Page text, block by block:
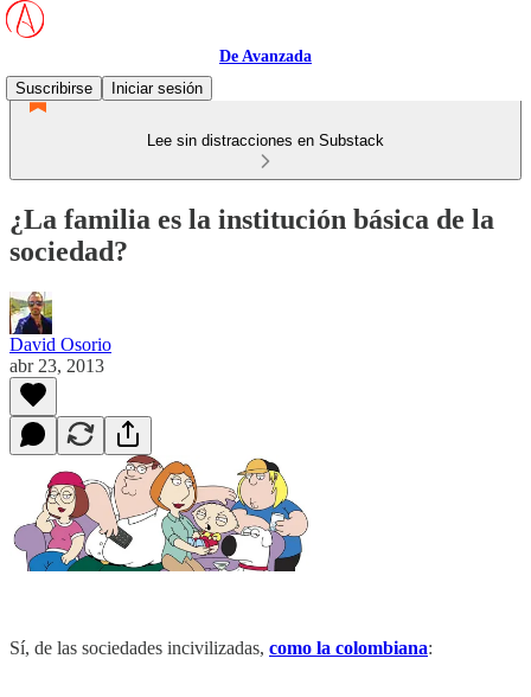
De Avanzada
Suscribirse
Iniciar sesión
Lee sin distracciones en Substack
¿La familia es la institución básica de la
sociedad?
David Osorio
abr 23, 2013
Sí, de las sociedades incivilizadas, como la colombiana: